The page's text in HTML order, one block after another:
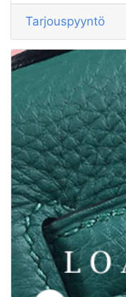
6050511/laukut
Tarjouspyyntö